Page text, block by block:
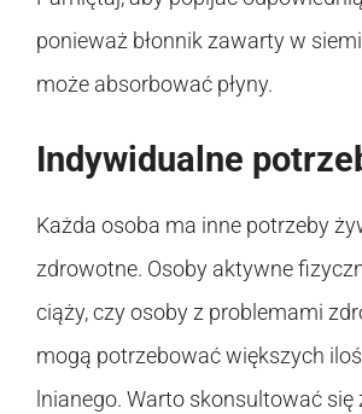
ponieważ błonnik zawarty w
może absorbować płyny.
Indywidualne
Każda osoba ma inne potrzeby
zdrowotne. Osoby aktywne
ciąży, czy osoby z problemami
mogą potrzebować większych
lnianego. Warto skonsultować się